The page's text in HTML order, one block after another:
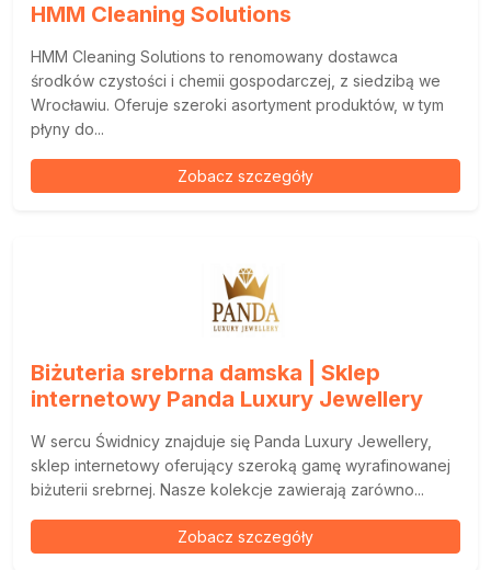
HMM Cleaning Solutions
HMM Cleaning Solutions to renomowany dostawca
środków czystości i chemii gospodarczej, z siedzibą we
Wrocławiu. Oferuje szeroki asortyment produktów, w tym
płyny do...
Zobacz szczegóły
Biżuteria srebrna damska | Sklep
internetowy Panda Luxury Jewellery
W sercu Świdnicy znajduje się Panda Luxury Jewellery,
sklep internetowy oferujący szeroką gamę wyrafinowanej
biżuterii srebrnej. Nasze kolekcje zawierają zarówno...
Zobacz szczegóły